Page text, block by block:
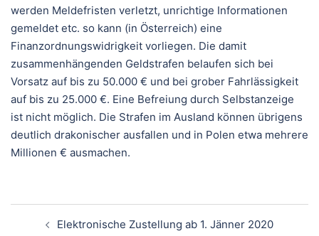
werden Meldefristen verletzt, unrichtige Informationen
gemeldet etc. so kann (in Österreich) eine
Finanzordnungswidrigkeit vorliegen. Die damit
zusammenhängenden Geldstrafen belaufen sich bei
Vorsatz auf bis zu 50.000 € und bei grober Fahrlässigkeit
auf bis zu 25.000 €. Eine Befreiung durch Selbstanzeige
ist nicht möglich. Die Strafen im Ausland können übrigens
deutlich drakonischer ausfallen und in Polen etwa mehrere
Millionen € ausmachen.
Elektronische Zustellung ab 1. Jänner 2020